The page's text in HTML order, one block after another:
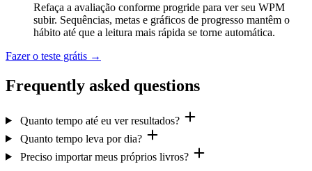
Refaça a avaliação conforme progride para ver seu WPM
subir. Sequências, metas e gráficos de progresso mantêm o
hábito até que a leitura mais rápida se torne automática.
Fazer o teste grátis →
Frequently asked questions
Quanto tempo até eu ver resultados?
Quanto tempo leva por dia?
Preciso importar meus próprios livros?